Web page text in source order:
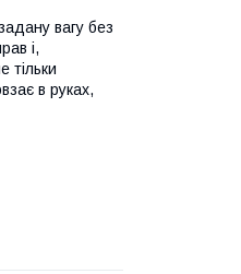
вагу без
і,
тільки
в руках,